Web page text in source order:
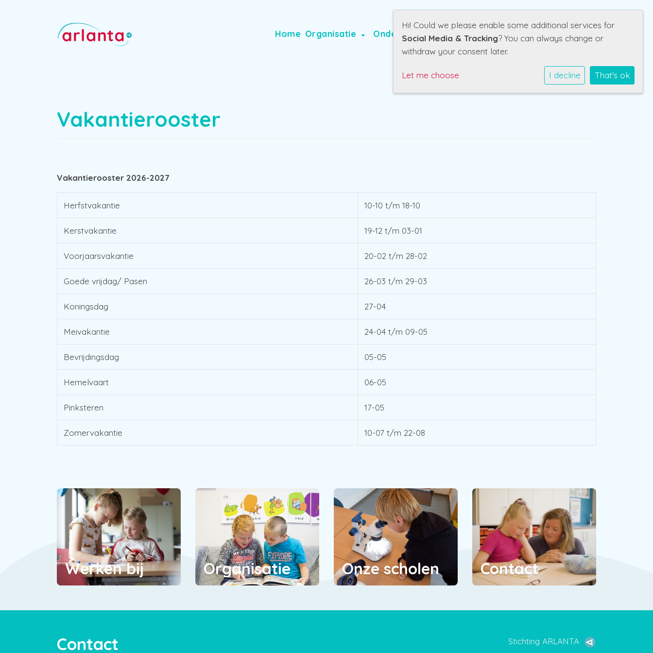
Home Organisatie Onderwijs Scholen Ouders Werken bij Contact
Vakantierooster
Vakantierooster 2026-2027
Herfstvakantie 10-10 t/m 18-10
Kerstvakantie 19-12 t/m 03-01
Voorjaarsvakantie 20-02 t/m 28-02
Goede vrijdag/ Pasen 26-03 t/m 29-03
Koningsdag 27-04
Meivakantie 24-04 t/m 09-05
Bevrijdingsdag 05-05
Hemelvaart 06-05
Pinksteren 17-05
Zomervakantie 10-07 t/m 22-08
Werken bij Organisatie Onze scholen Contact
Contact Stichting ARLANTA
Hi! Could we please enable some additional services for
Social Media & Tracking? You can always change or
withdraw your consent later.
Let me choose I decline That's ok